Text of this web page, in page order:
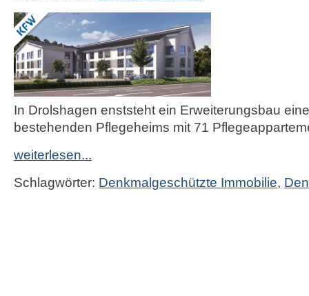
In Drolshagen enststeht ein Erweiterungsbau
bestehenden Pflegeheims mit 71
weiterlesen...
Schlagwörter: Denkmalgeschützte Immobilie,